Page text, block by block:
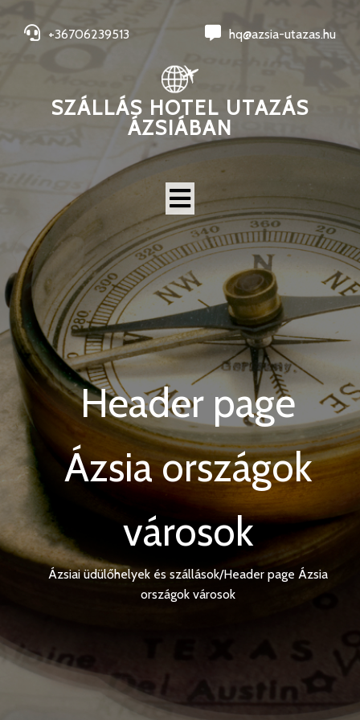
+36706239513 hq@azsia-utazas.hu
SZÁLLÁS HOTEL UTAZÁS
ÁZSIÁBAN
Header page
Ázsia országok
városok
Ázsiai üdülőhelyek és szállások/Header page Ázsia
országok városok